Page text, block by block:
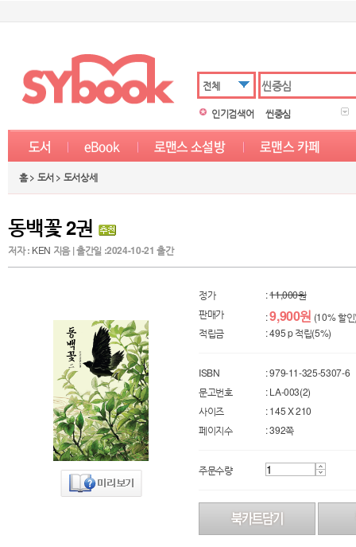
전체
인기검색어
씬중심
홈 > 도서 > 도서상세
동백꽃 2권
저자 : KEN 지음 | 출간일 :2024-10-21 출간
정가 :11,000원
판매가
:9,900원 (10% 할
적립금
: 495 p 적립(5%)
ISBN
: 979-11-325-5307-6
문고번호
: LA-003(2)
사이즈
: 145 X 210
페이지수
: 392쪽
주문수량